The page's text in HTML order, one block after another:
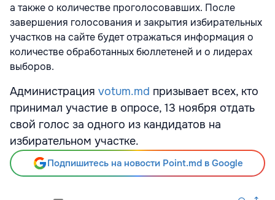
а также о количестве проголосовавших. После
завершения голосования и закрытия избирательных
участков на сайте будет отражаться информация о
количестве обработанных бюллетеней и о лидерах
выборов.
Администрация votum.md призывает всех, кто
принимал участие в опросе, 13 ноября отдать
свой голос за одного из кандидатов на
избирательном участке.
Подпишитесь на новости Point.md в Google